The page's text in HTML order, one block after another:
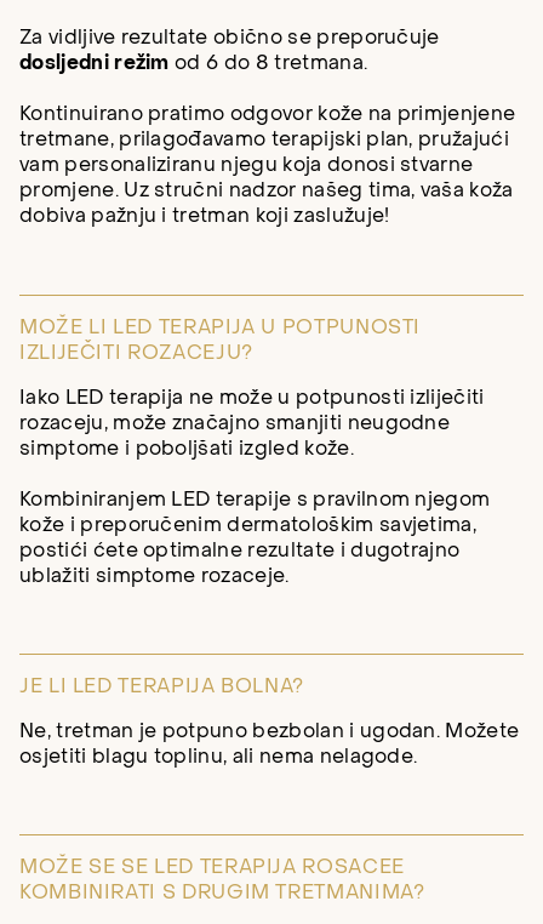
Za vidljive rezultate obično se preporučuje
dosljedni režim od 6 do 8 tretmana.
Kontinuirano pratimo odgovor kože na primjenjene
tretmane, prilagođavamo terapijski plan, pružajući
vam personaliziranu njegu koja donosi stvarne
promjene. Uz stručni nadzor našeg tima, vaša koža
dobiva pažnju i tretman koji zaslužuje!
MOŽE LI LED TERAPIJA U POTPUNOSTI
IZLIJEČITI ROZACEJU?
Iako LED terapija ne može u potpunosti izliječiti
rozaceju, može značajno smanjiti neugodne
simptome i poboljšati izgled kože.
Kombiniranjem LED terapije s pravilnom njegom
kože i preporučenim dermatološkim savjetima,
postići ćete optimalne rezultate i dugotrajno
ublažiti simptome rozaceje.
JE LI LED TERAPIJA BOLNA?
Ne, tretman je potpuno bezbolan i ugodan. Možete
osjetiti blagu toplinu, ali nema nelagode.
MOŽE SE SE LED TERAPIJA ROSACEE
KOMBINIRATI S DRUGIM TRETMANIMA?